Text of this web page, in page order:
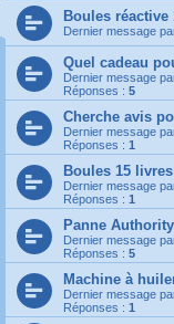
Boules réactive
Dernier message
Quel cadeau
Dernier message
Réponses : 5
Cherche avis
Dernier message
Réponses : 1
Boules 15
Dernier message
Réponses : 1
Panne
Dernier message
Réponses : 5
Machine à
Dernier message
Réponses : 1